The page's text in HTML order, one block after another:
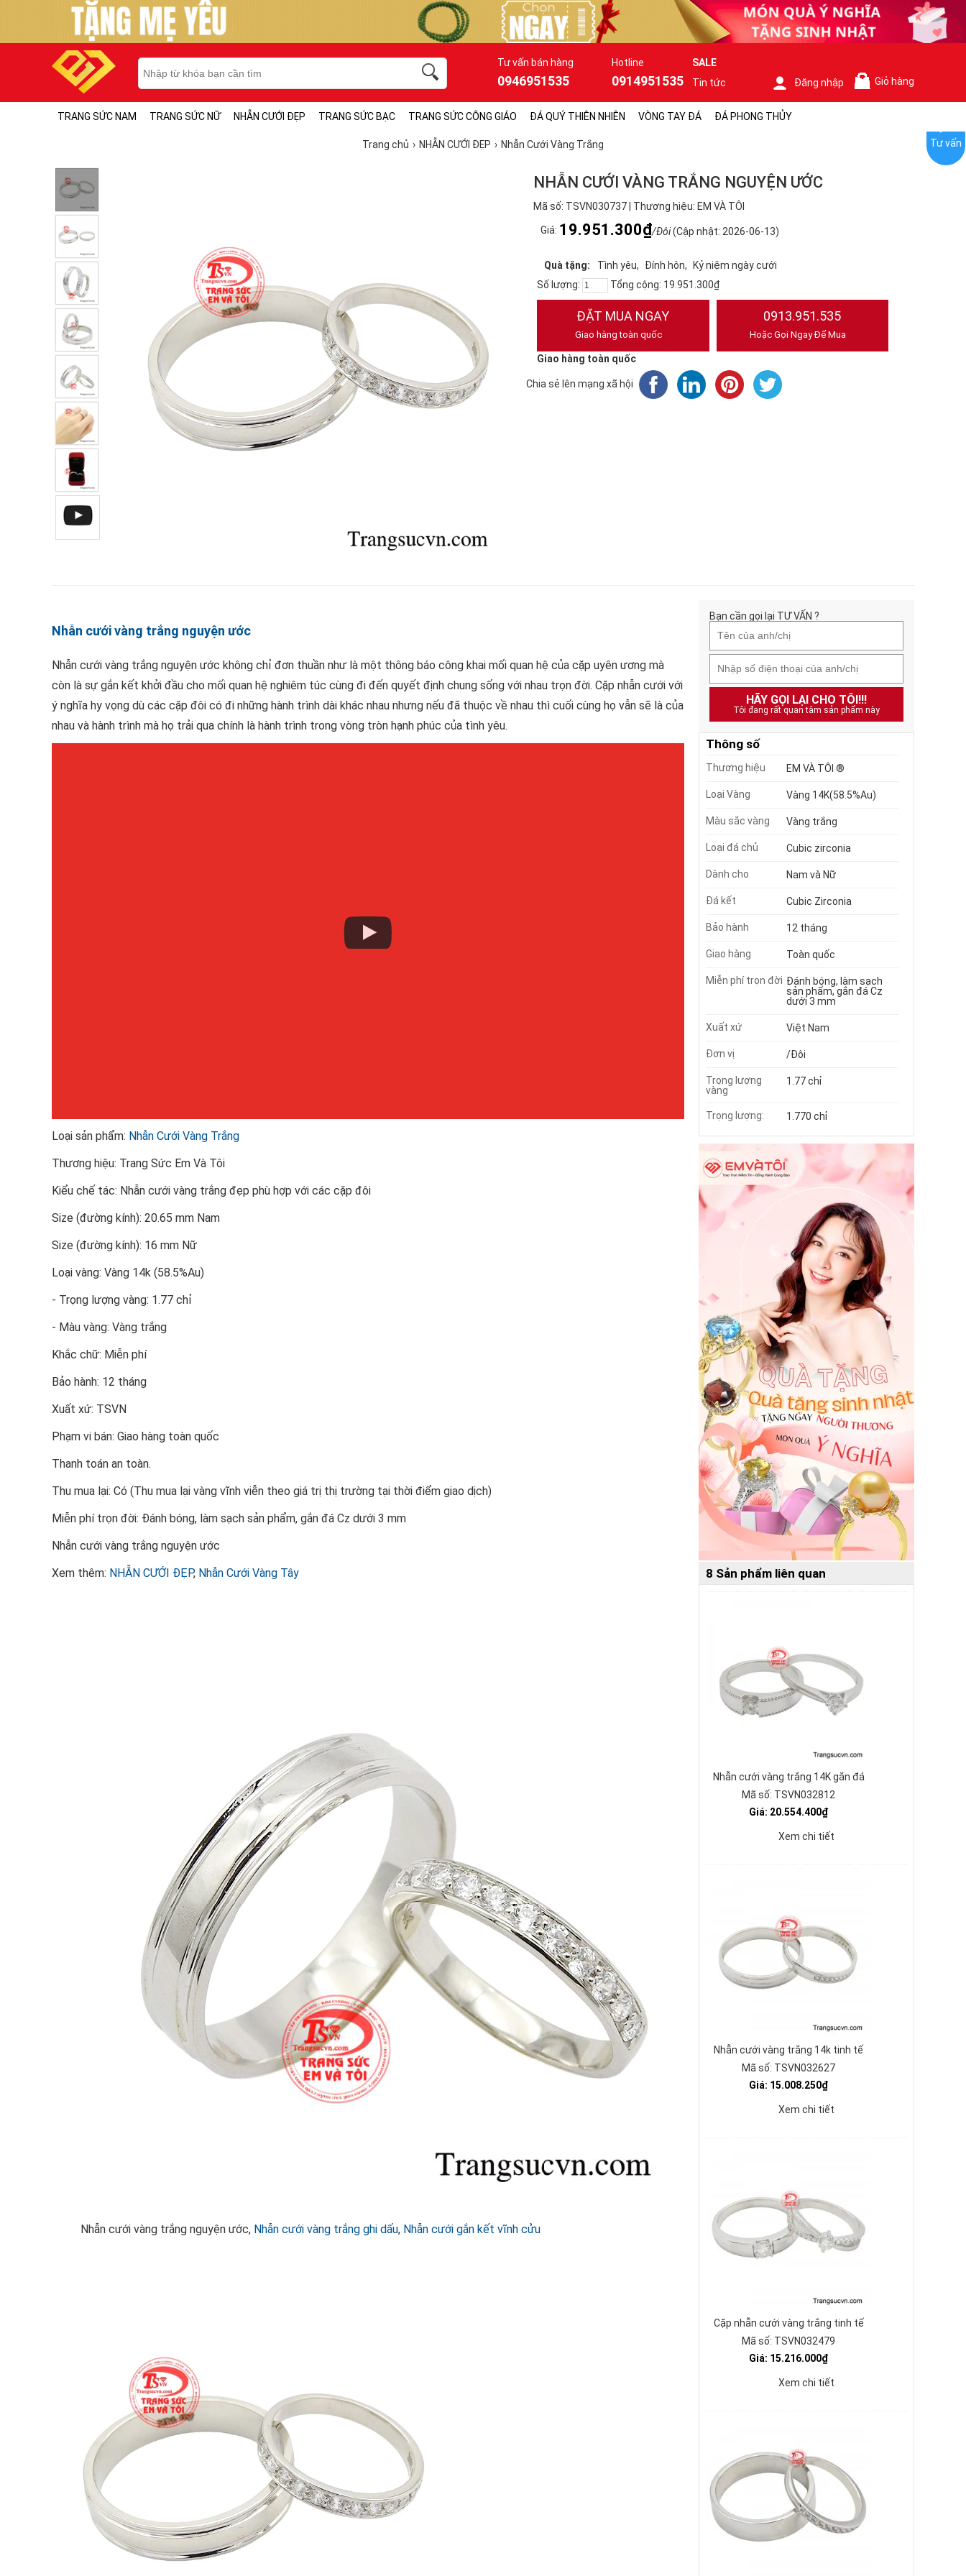
Tư vấn bán hàng
0946951535
Hotline
0914951535
SALE
Tin tức
Đăng nhập Giỏ hàng
TRANG SỨC NAM TRANG SỨC NỮ NHẪN CƯỚI ĐẸP TRANG SỨC BẠC TRANG SỨC CÔNG GIÁO ĐÁ QUÝ THIÊN NHIÊN VÒNG TAY ĐÁ ĐÁ PHONG THỦY
Trang chủ NHẪN CƯỚI ĐẸP Nhẫn Cưới Vàng Trắng
NHẪN CƯỚI VÀNG TRẮNG NGUYỆN ƯỚC
Mã số: TSVN030737 | Thương hiệu: EM VÀ TÔI
Giá: 19.951.300₫/Đôi(Cập nhật: 2026-06-13)
Quà tặng: Tình yêu Đính hôn
Kỷ niệm ngày cưới
Số lượng:
Tổng cộng: 19.951.300₫
ĐẶT MUA NGAY
Giao hàng toàn quốc
0913.951.535
Hoặc Gọi Ngay Để Mua
Giao hàng toàn quốc
Chia sẻ lên mạng xã hội
Nhẫn cưới vàng trắng nguyện ước
Nhẫn cưới vàng trắng nguyện ước không chỉ đơn thuần như là một thông báo công khai mối quan hệ của cặp uyên ương mà
còn là sự gắn kết khởi đầu cho mối quan hệ nghiêm túc cùng đi đến quyết định chung sống với nhau trọn đời. Cặp nhẫn cưới với
ý nghĩa hy vọng dù các cặp đôi có đi những hành trình dài khác nhau nhưng nếu đã thuộc về nhau thì cuối cùng họ vẫn sẽ là của
nhau và hành trình mà họ trải qua chính là hành trình trong vòng tròn hạnh phúc của tình yêu.
Loại sản phẩm: Nhẫn Cưới Vàng Trắng
Thương hiệu: Trang Sức Em Và Tôi
Kiểu chế tác: Nhẫn cưới vàng trắng đẹp phù hợp với các cặp đôi
Size (đường kính): 20.65 mm Nam
Size (đường kính): 16 mm Nữ
Loại vàng: Vàng 14k (58.5%Au)
- Trọng lượng vàng: 1.77 chỉ
- Màu vàng: Vàng trắng
Khắc chữ: Miễn phí
Bảo hành: 12 tháng
Xuất xứ: TSVN
Phạm vi bán: Giao hàng toàn quốc
Thanh toán an toàn.
Thu mua lại: Có (Thu mua lại vàng vĩnh viễn theo giá trị thị trường tại thời điểm giao dịch)
Miễn phí trọn đời: Đánh bóng, làm sạch sản phẩm, gắn đá Cz dưới 3 mm
Nhẫn cưới vàng trắng nguyện ước
Xem thêm: NHẪN CƯỚI ĐẸP, Nhẫn Cưới Vàng Tây
Nhẫn cưới vàng trắng nguyện ước, Nhẫn cưới vàng trắng ghi dấu, Nhẫn cưới gắn kết vĩnh cửu
Bạn cần gọi lại TƯ VẤN ?
HÃY GỌI LẠI CHO TÔI!!!
Tôi đang rất quan tâm sản phẩm này
Thông số
Thương hiệu EM VÀ TÔI ®
Loại Vàng Vàng 14K(58.5%Au)
Màu sắc vàng Vàng trắng
Loại đá chủ Cubic zirconia
Dành cho Nam và Nữ
Đá kết Cubic Zirconia
Bảo hành 12 tháng
Giao hàng Toàn quốc
Miễn phí trọn đời Đánh bóng, làm sạch
sản phẩm, gắn đá Cz
dưới 3 mm
Xuất xứ Việt Nam
Đơn vị /Đôi
Trọng lượng
vàng
1.77 chỉ
Trọng lượng: 1.770 chỉ
8 Sản phẩm liên quan
Nhẫn cưới vàng trắng 14K gắn đá
Mã số: TSVN032812
Giá: 20.554.400₫
Xem chi tiết
Nhẫn cưới vàng trắng 14k tinh tế
Mã số: TSVN032627
Giá: 15.008.250₫
Xem chi tiết
Cặp nhẫn cưới vàng trắng tinh tế
Mã số: TSVN032479
Giá: 15.216.000₫
Xem chi tiết
Tư vấn